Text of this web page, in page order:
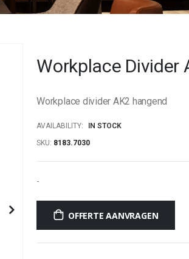
Workplace Divider
Workplace divider AK2 hangend
AVAILABILITY:
IN STOCK
SKU 8183.7030
-
OFFERTE AANVRAGEN